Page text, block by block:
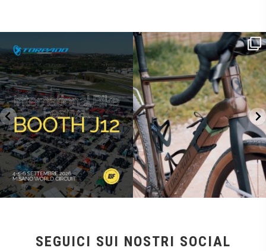
IBF sta per...
17 1
Kepler R è la gravel pensata per affrontare
lunghe...
27 0
SEGUICI SUI NOSTRI SOCIAL